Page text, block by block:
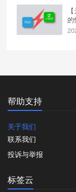
的
帮助支持
关于我们
联系我们
投诉与举报
标签云